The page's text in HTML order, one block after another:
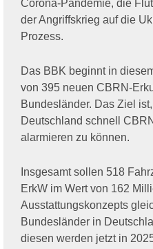
Corona-Pandemie, die
der Angriffskrieg auf die
Prozess.
Das BBK beginnt in
von 395 neuen CBRN-
Bundesländer. Das Ziel
Deutschland schnell
alarmieren zu können.
Insgesamt sollen 518
ErkW im Wert von 162
Ausstattungskonzepts
Bundesländer in
diesen werden jetzt in